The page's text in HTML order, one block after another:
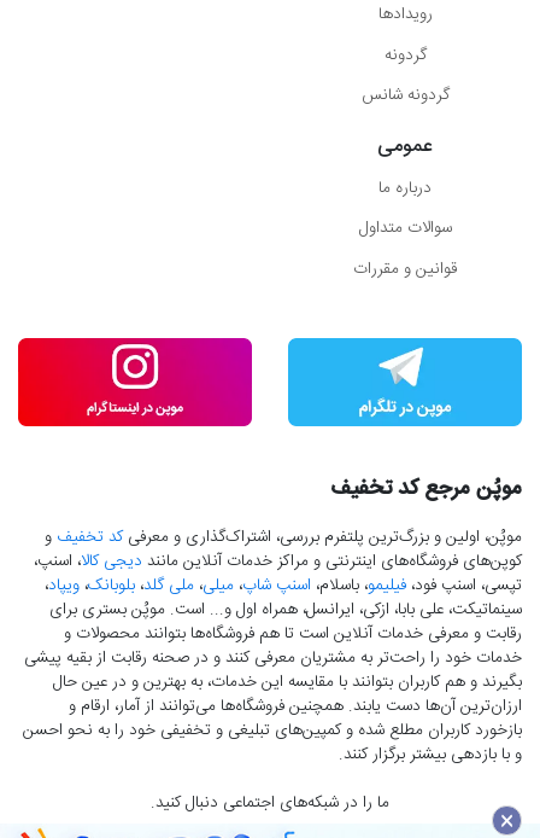
رویدادها
گردونه
گردونه شانس
عمومی
درباره ما
سوالات متداول
قوانین و مقررات
موپُن مرجع کد تخفیف
موپُن، اولین و بزرگ‌ترین پلتفرم بررسی، اشتراک‌گذاری و معرفیکد تخفیف و
کوپن‌های فروشگاه‌های اینترنتی و مراکز خدمات آنلاین مانند دیجی کالا، اسنپ،
تپسی، اسنپ فود، فیلیمو، باسلام، اسنپ شاپ، میلی، ملی گلد، بلوبانک، ویپاد،
سینماتیکت، علی بابا، ازکی، ایرانسل، همراه اول و... است. موپُن بستری برای
رقابت و معرفی خدمات آنلاین است تا هم فروشگاه‌ها بتوانند محصولات و
خدمات خود را راحت‌تر به مشتریان معرفی کنند و در صحنه رقابت از بقیه پیشی
بگیرند و هم کاربران بتوانند با مقایسه این خدمات، به بهترین و در عین حال
ارزان‌ترین آن‌ها دست‌ یابند. همچنین فروشگاه‌ها می‌توانند از آمار، ارقام و
بازخورد کاربران مطلع شده و کمپین‌های تبلیغی و تخفیفی خود را به نحو احسن
و با بازدهی بیشتر برگزار کنند.
ما را در شبکه‌های اجتماعی دنبال کنید.
×